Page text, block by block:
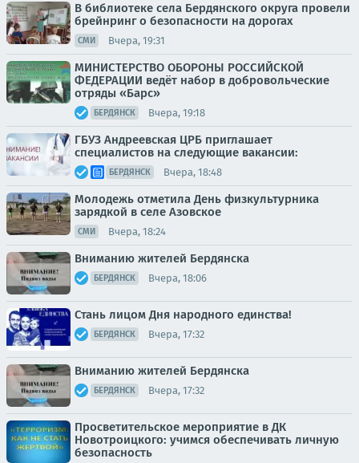
В библиотеке села Бердянского округа провели
брейнринг о безопасности на дорогах
СМИ Вчера, 19:31
МИНИСТЕРСТВО ОБОРОНЫ РОССИЙСКОЙ
ФЕДЕРАЦИИ ведёт набор в добровольческие
отряды «Барс»
БЕРДЯНСК Вчера, 19:18
ГБУЗ Андреевская ЦРБ приглашает
специалистов на следующие вакансии:
БЕРДЯНСК Вчера, 18:48
Молодежь отметила День физкультурника
зарядкой в селе Азовское
СМИ Вчера, 18:24
Вниманию жителей Бердянска
БЕРДЯНСК Вчера, 18:06
Стань лицом Дня народного единства!
БЕРДЯНСК Вчера, 17:32
Вниманию жителей Бердянска
БЕРДЯНСК Вчера, 17:32
Просветительское мероприятие в ДК
Новотроицкого: учимся обеспечивать личную
безопасность